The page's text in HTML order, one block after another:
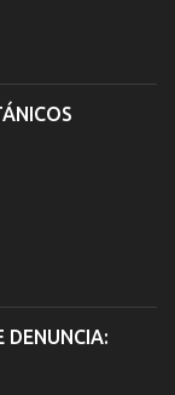
DENUNCIA: